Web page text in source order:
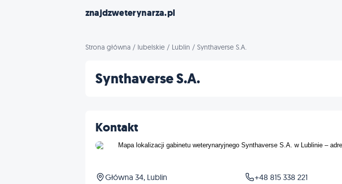
znajdzweterynarza.pl
Strona główna / lubelskie / Lublin / Synthaverse S.A.
Synthaverse S.A.
Kontakt
Główna 34, Lublin +48 815 338 221